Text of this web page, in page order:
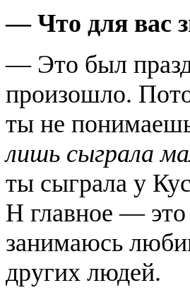
— Что для вас
— Это был
произошло.
ты не
лишь сыграла
ты сыграла у
Н главное — это
занимаюсь
других людей.